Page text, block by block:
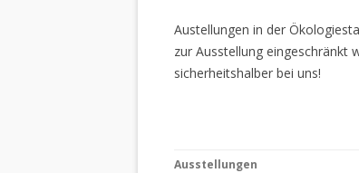
Austellungen in der
zur Ausstellung eingeschränkt
sicherheitshalber bei uns!
Ausstellungen